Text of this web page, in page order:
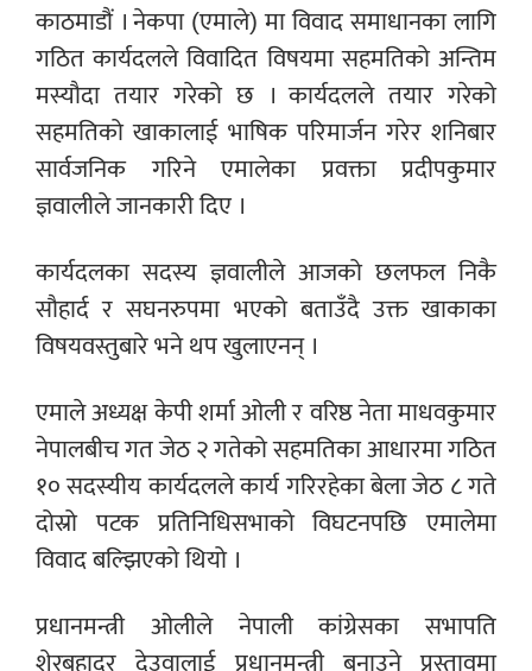
काठमाडौं । नेकपा (एमाले) मा विवाद समाधानका लागि
गठित कार्यदलले विवादित विषयमा सहमतिको अन्तिम
मस्यौदा तयार गरेको छ । कार्यदलले तयार गरेको
सहमतिको खाकालाई भाषिक परिमार्जन गरेर शनिबार
सार्वजनिक गरिने एमालेका प्रवक्ता प्रदीपकुमार
ज्ञवालीले जानकारी दिए ।
कार्यदलका सदस्य ज्ञवालीले आजको छलफल निकै
सौहार्द र सघनरुपमा भएको बताउँदै उक्त खाकाका
विषयवस्तुबारे भने थप खुलाएनन् ।
एमाले अध्यक्ष केपी शर्मा ओली र वरिष्ठ नेता माधवकुमार
नेपालबीच गत जेठ २ गतेको सहमतिका आधारमा गठित
१० सदस्यीय कार्यदलले कार्य गरिरहेका बेला जेठ ८ गते
दोस्रो पटक प्रतिनिधिसभाको विघटनपछि एमालेमा
विवाद बल्झिएको थियो ।
प्रधानमन्त्री ओलीले नेपाली कांग्रेसका सभापति